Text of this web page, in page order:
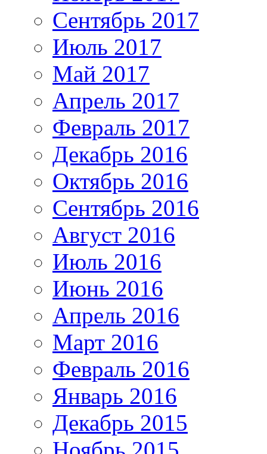
Сентябрь 2017
Июль 2017
Май 2017
Апрель 2017
Февраль 2017
Декабрь 2016
Октябрь 2016
Сентябрь 2016
Август 2016
Июль 2016
Июнь 2016
Апрель 2016
Март 2016
Февраль 2016
Январь 2016
Декабрь 2015